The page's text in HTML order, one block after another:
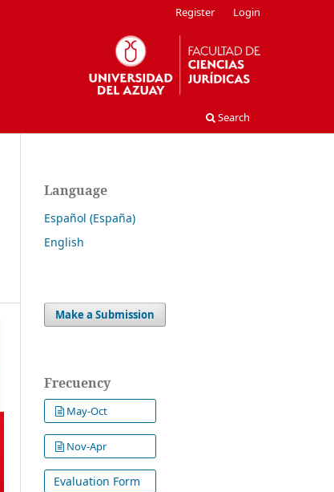
Search
Register Login
Language
Español (España)
English
Make a Submission
Frecuency
May-Oct
Nov-Apr
Evaluation Form